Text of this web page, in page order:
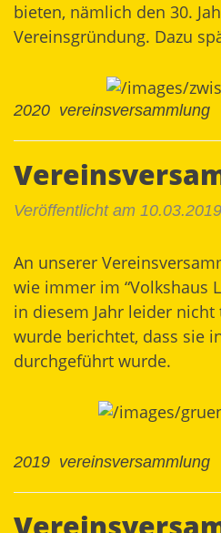
bieten, nämlich den 30.
Vereinsgründung. Dazu
2020 vereinsversammlung
Veröffentlicht am 10.03.2019
An unserer
wie immer im “Volkshaus
in diesem Jahr leider
wurde berichtet, dass sie
durchgeführt wurde.
2019 vereinsversammlung